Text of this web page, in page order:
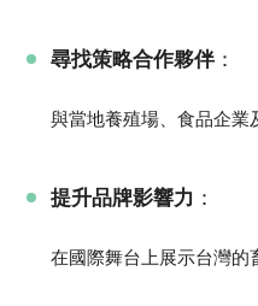
尋找策略合作夥伴：
與當地養殖場、食品企業
提升品牌影響力 ：
在國際舞台上展示台灣的